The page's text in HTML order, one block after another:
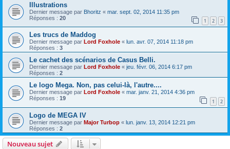
Illustrations
Dernier message par Bhoritz « mar. sept. 02, 2014 11:35 pm
Réponses : 20 1 2 3
Les trucs de Maddog
Dernier message par Lord Foxhole « lun. avr. 07, 2014 11:18 pm
Réponses : 3
Le cachet des scénarios de Casus Belli.
Dernier message par Lord Foxhole « jeu. févr. 06, 2014 6:17 pm
Réponses : 2
Le logo Mega. Non, pas celui-là, l'autre....
Dernier message par Lord Foxhole « mar. janv. 21, 2014 4:36 pm
Réponses : 19 1 2
Logo de MEGA IV
Dernier message par Major Turbop « lun. janv. 13, 2014 12:21 pm
Réponses : 2
Nouveau sujet